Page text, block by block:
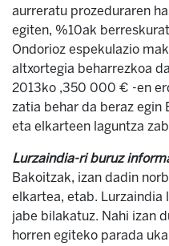
aurreratu prozeduraren
egiten, %10ak
Ondorioz espekulazio
altxortegia beharrezkoa
2013ko ,350 000 € -en
zatia behar da beraz egin
eta elkarteen laguntza
Lurzaindia-ri buruz
Bakoitzak, izan dadin
elkartea, etab. Lurzaindia
jabe bilakatuz. Nahi izan
horren egiteko parada